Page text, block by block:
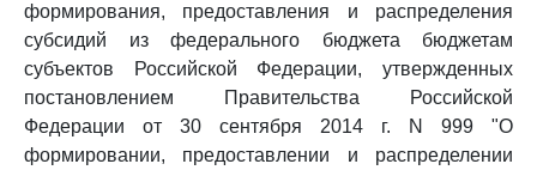
формирования, предоставления и распределения
субсидий из федерального бюджета бюджетам
субъектов Российской Федерации, утвержденных
постановлением Правительства Российской
Федерации от 30 сентября 2014 г. N 999 "О
формировании, предоставлении и распределении